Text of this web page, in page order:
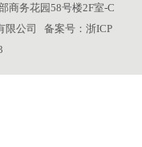
商务花园58号楼2F室-C
限公司 备案号： 浙ICP